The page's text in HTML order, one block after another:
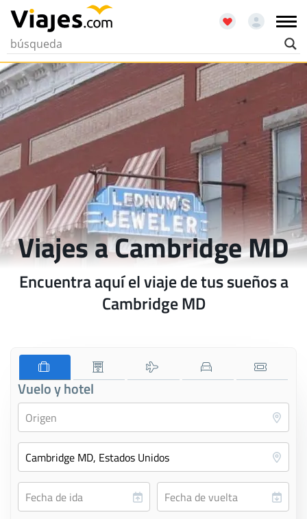
Viajes a Cambridge MD
Encuentra aquí el viaje de tus sueños a
Cambridge MD
Vuelo y hotel